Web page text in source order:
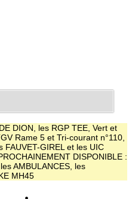
DION, les RGP TEE, Vert et
Rame 5 et Tri-courant n°110,
GIREL et les UIC
DISPONIBLE :
AMBULANCES, les
MH45